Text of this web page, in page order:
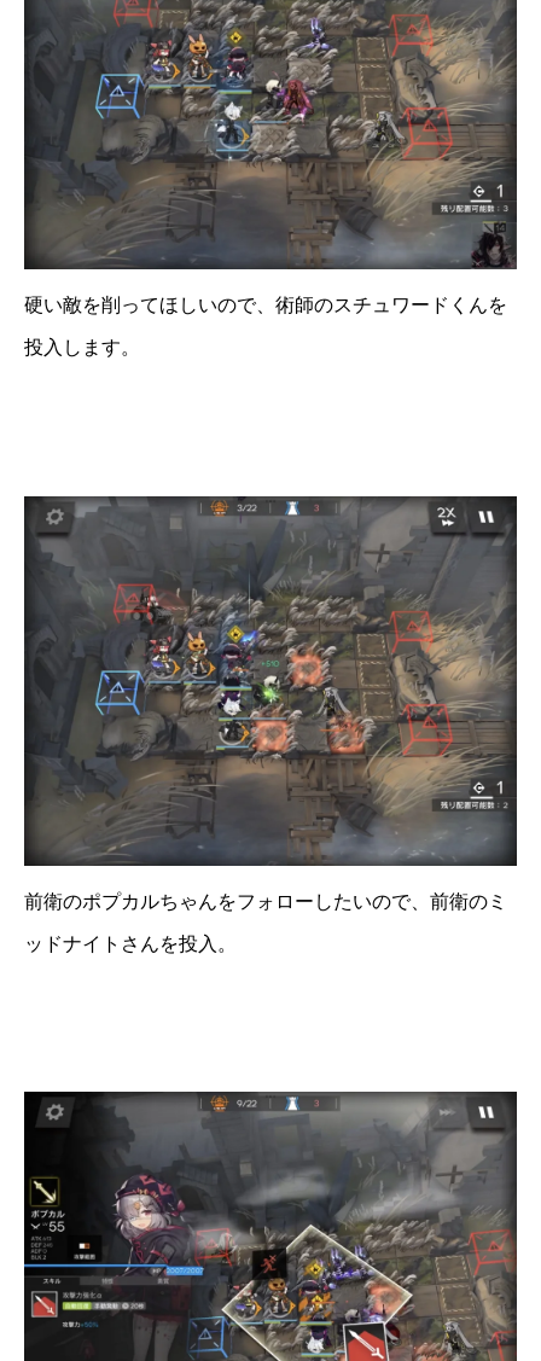
硬い敵を削ってほしいので、術師のスチュワードくんを
投入します。
前衛のポプカルちゃんをフォローしたいので、前衛のミ
ッドナイトさんを投入。